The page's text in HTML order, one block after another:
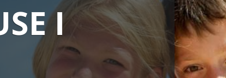
I
laveste pris
ét sted